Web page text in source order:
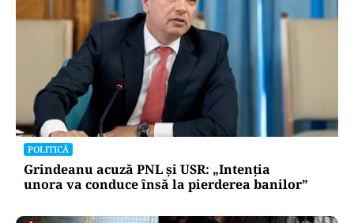
POLITICĂ
Grindeanu acuză PNL și USR: „Intenția
unora va conduce însă la pierderea banilor”